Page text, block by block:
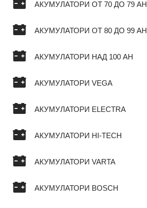
АКУМУЛАТОРИ ОТ 70 ДО 79 AH
АКУМУЛАТОРИ ОТ 80 ДО 99 AH
АКУМУЛАТОРИ НАД 100 AH
АКУМУЛАТОРИ VEGA
АКУМУЛАТОРИ ELECTRA
АКУМУЛАТОРИ HI-TECH
АКУМУЛАТОРИ VARTA
АКУМУЛАТОРИ BOSCH